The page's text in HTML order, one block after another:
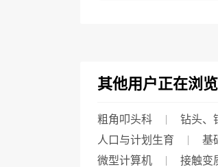
其他用户正在浏览
粗角叩头科 钻头、
人口与计划生育
基
微型计算机
接触变